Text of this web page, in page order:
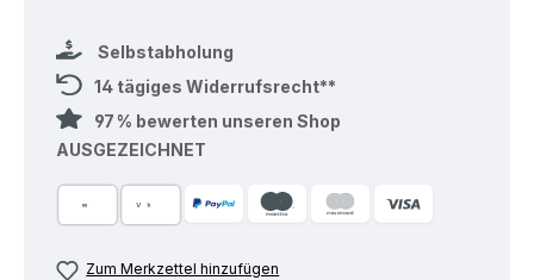
Selbstabholung
14 tägiges Widerrufsrecht**
97 % bewerten unseren Shop
AUSGEZEICHNET
Zum Merkzettel hinzufügen